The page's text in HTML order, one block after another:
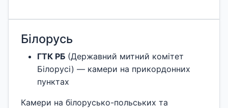
Білорусь
ГТК РБ (Державний митний комітет
Білорусі) — камери на прикордонних
пунктах
Камери на білорусько-польських та